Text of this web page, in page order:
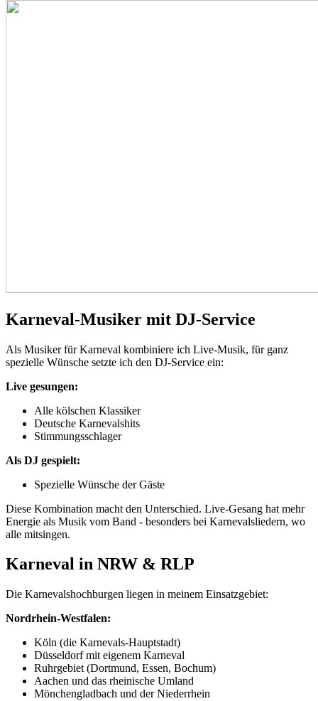
Karneval-Musiker mit DJ-Service
Als Musiker für Karneval kombiniere ich Live-Musik, für ganz
spezielle Wünsche setzte ich den DJ-Service ein:
Live gesungen:
Alle kölschen Klassiker
Deutsche Karnevalshits
Stimmungsschlager
Als DJ gespielt:
Spezielle Wünsche der Gäste
Diese Kombination macht den Unterschied. Live-Gesang hat mehr
Energie als Musik vom Band - besonders bei Karnevalsliedern, wo
alle mitsingen.
Karneval in NRW & RLP
Die Karnevalshochburgen liegen in meinem Einsatzgebiet:
Nordrhein-Westfalen:
Köln (die Karnevals-Hauptstadt)
Düsseldorf mit eigenem Karneval
Ruhrgebiet (Dortmund, Essen, Bochum)
Aachen und das rheinische Umland
Mönchengladbach und der Niederrhein